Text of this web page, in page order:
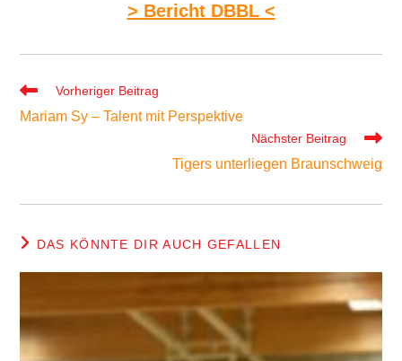
> Bericht DBBL <
Weitere
ansehen
Vorheriger Beitrag
Mariam Sy – Talent mit Perspektive
Nächster Beitrag
Tigers unterliegen Braunschweig
DAS KÖNNTE DIR AUCH GEFALLEN